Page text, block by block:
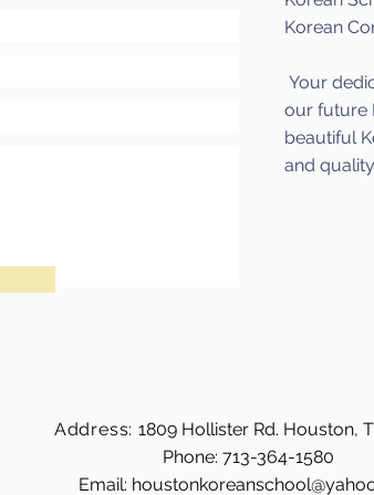
Korean
Your
our future
beautiful
and
Address:1809 Hollister Rd. Houston,
Phone: 713-364-1580
Email: